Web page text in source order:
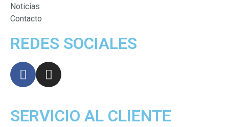
Noticias
Contacto
REDES SOCIALES
SERVICIO AL CLIENTE